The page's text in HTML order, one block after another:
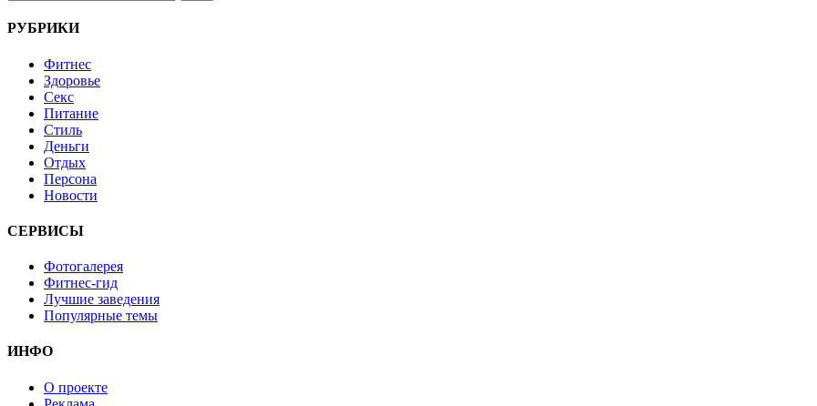
РУБРИКИ
Фитнес
Здоровье
Секс
Питание
Стиль
Деньги
Отдых
Персона
Новости
СЕРВИСЫ
Фотогалерея
Фитнес-гид
Лучшие заведения
Популярные темы
ИНФО
О проекте